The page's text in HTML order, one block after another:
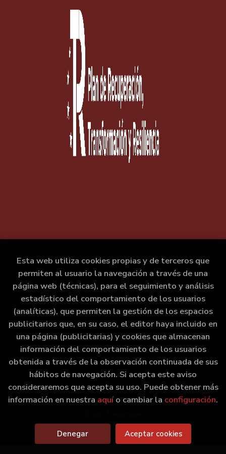
2026 ©Marxe Libraría. Todos los Derechos Reservados |
Esta web utiliza cookies propias y de terceros que
permiten al usuario la navegación a través de una
página web (técnicas), para el seguimiento y análisis
estadístico del comportamiento de los usuarios
(analíticas), que permiten la gestión de los espacios
publicitarios que, en su caso, el editor haya incluido en
una página (publicitarias) y cookies que almacenan
información del comportamiento de los usuarios
obtenida a través de la observación continuada de sus
hábitos de navegación. Si acepta este aviso
consideraremos que acepta su uso. Puede obtener más
información en nuestra aquío cambiar la configuración.
Denegar Aceptar cookies